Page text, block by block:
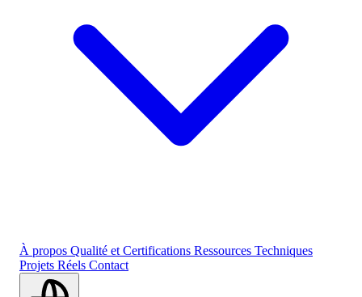
À propos Qualité et Certifications Ressources Techniques
Projets Réels Contact